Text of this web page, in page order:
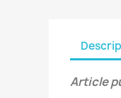
Article